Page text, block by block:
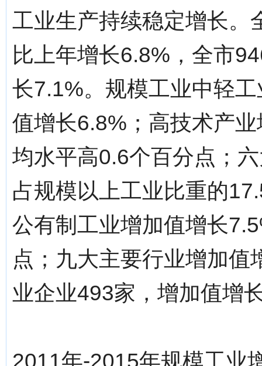
工业生产持续稳定增长。
比上年增长6.8%，全市
长7.1%。规模工业中轻
值增长6.8%；高技术产
均水平高0.6个百分点；
占规模以上工业比重的
公有制工业增加值增长
点；九大主要行业增加
业企业493家，增加值增
2011年-2015年规模工业